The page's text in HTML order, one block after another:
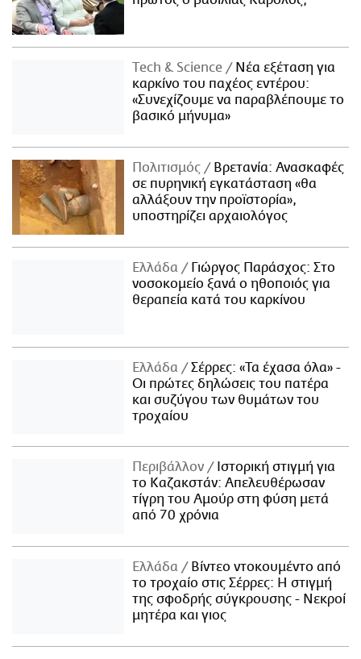
Τech & Science
Νέα εξέταση για
καρκίνο του παχέος εντέρου:
«Συνεχίζουμε να παραβλέπουμε το
βασικό μήνυμα»
Πολιτισμός
Βρετανία: Ανασκαφές
σε πυρηνική εγκατάσταση «θα
αλλάξουν την προϊστορία»,
υποστηρίζει αρχαιολόγος
Ελλάδα
Γιώργος Παράσχος: Στο
νοσοκομείο ξανά ο ηθοποιός για
θεραπεία κατά του καρκίνου
Ελλάδα
Σέρρες: «Τα έχασα όλα» -
Οι πρώτες δηλώσεις του πατέρα
και συζύγου των θυμάτων του
τροχαίου
Περιβάλλον
Ιστορική στιγμή για
το Καζακστάν: Απελευθέρωσαν
τίγρη του Αμούρ στη φύση μετά
από 70 χρόνια
Ελλάδα
Βίντεο ντοκουμέντο από
το τροχαίο στις Σέρρες: Η στιγμή
της σφοδρής σύγκρουσης - Νεκροί
μητέρα και γιος